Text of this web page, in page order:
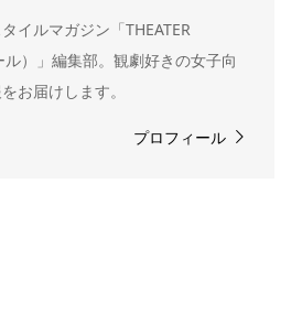
イルマガジン「THEATER
）」編集部。観劇好きの女子向
お届けします。
プロフィール